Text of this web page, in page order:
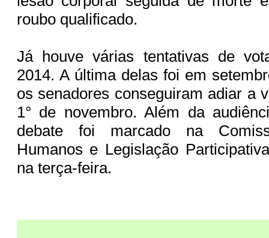
roubo qualificado.
Já houve várias tentativas de
2014. A última delas foi em
os senadores conseguiram adiar a
1° de novembro. Além da
debate foi marcado na
Humanos e Legislação
na terça-feira.